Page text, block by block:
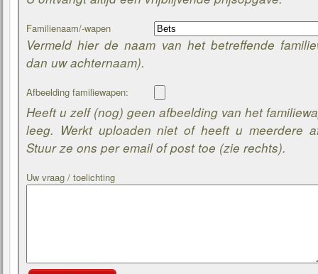
Familienaam/-wapen
Vermeld hier de naam van het betreffende
dan uw achternaam).
Afbeelding familiewapen:
Heeft u zelf (nog) geen afbeelding van het
leeg. Werkt uploaden niet of heeft u meerdere
Stuur ze ons per email of post toe (zie rechts).
Uw vraag / toelichting